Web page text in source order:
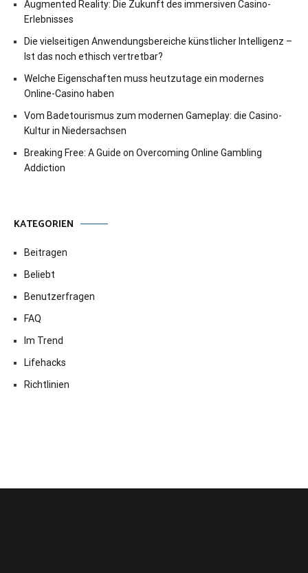
Augmented Reality: Die Zukunft des immersiven Casino-
Erlebnisses
Die vielseitigen Anwendungsbereiche künstlicher Intelligenz –
Ist das noch ethisch vertretbar?
Welche Eigenschaften muss heutzutage ein modernes
Online-Casino haben
Vom Badetourismus zum modernen Gameplay: die Casino-
Kultur in Niedersachsen
Breaking Free: A Guide on Overcoming Online Gambling
Addiction
KATEGORIEN
Beitragen
Beliebt
Benutzerfragen
FAQ
Im Trend
Lifehacks
Richtlinien